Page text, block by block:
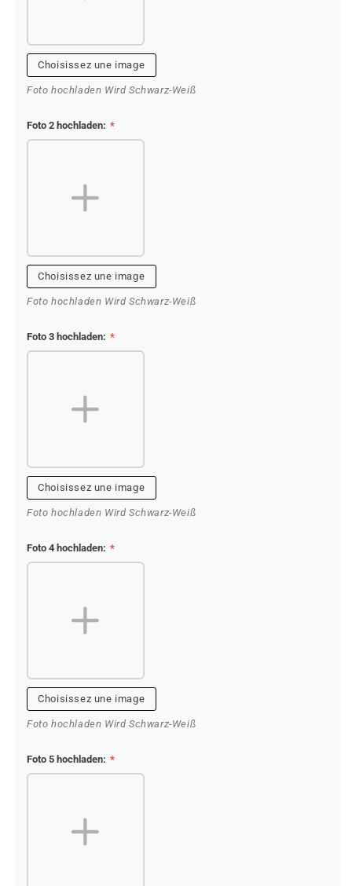
Choisissez une image
Foto hochladen Wird Schwarz-Weiß
Foto 2 hochladen: *
Choisissez une image
Foto hochladen Wird Schwarz-Weiß
Foto 3 hochladen: *
Choisissez une image
Foto hochladen Wird Schwarz-Weiß
Foto 4 hochladen: *
Choisissez une image
Foto hochladen Wird Schwarz-Weiß
Foto 5 hochladen: *